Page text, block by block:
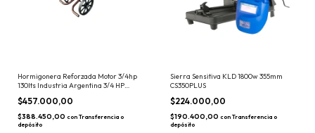
Hormigonera Reforzada Motor 3/4hp
130lts Industria Argentina 3/4 HP
Trompito
$457.000,00
$388.450,00 con Transferencia o
depósito
Sierra Sensitiva KLD 1800w 355mm
CS350PLUS
$224.000,00
$190.400,00 con Transferencia o
depósito